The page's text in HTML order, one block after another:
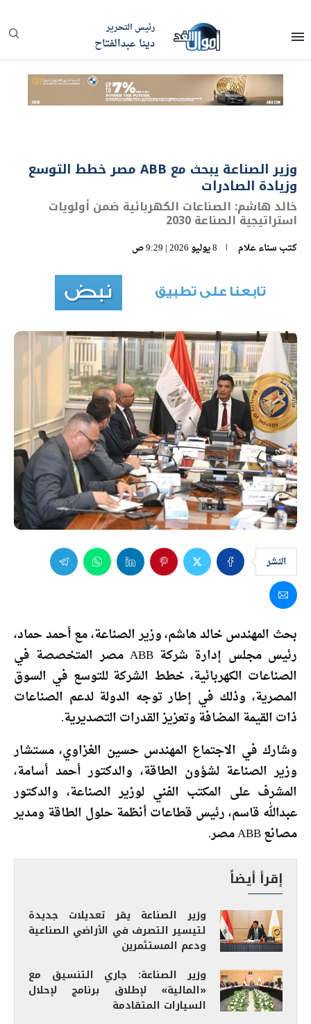
رئيس التحرير
دينا عبدالفتاح
وزير الصناعة يبحث مع ABB مصر خطط التوسع
وزيادة الصادرات
خالد هاشم: الصناعات الكهربائية ضمن أولويات
استراتيجية الصناعة 2030
كتب سناء علام 8 يوليو 2026 | 9:29 ص
النشر
بحث المهندس خالد هاشم، وزير الصناعة، مع أحمد حماد،
رئيس مجلس إدارة شركة ABB مصر المتخصصة في
الصناعات الكهربائية، خطط الشركة للتوسع في السوق
المصرية، وذلك في إطار توجه الدولة لدعم الصناعات
ذات القيمة المضافة وتعزيز القدرات التصديرية.
وشارك في الاجتماع المهندس حسين الغزاوي، مستشار
وزير الصناعة لشؤون الطاقة، والدكتور أحمد أسامة،
المشرف على المكتب الفني لوزير الصناعة، والدكتور
عبدالله قاسم، رئيس قطاعات أنظمة حلول الطاقة ومدير
مصانع ABB مصر.
إقرأ أيضاً
وزير الصناعة يقر تعديلات جديدة
لتيسير التصرف في الأراضي الصناعية
ودعم المستثمرين
وزير الصناعة: جاري التنسيق مع
«المالية» لإطلاق برنامج لإحلال
السيارات المتقادمة